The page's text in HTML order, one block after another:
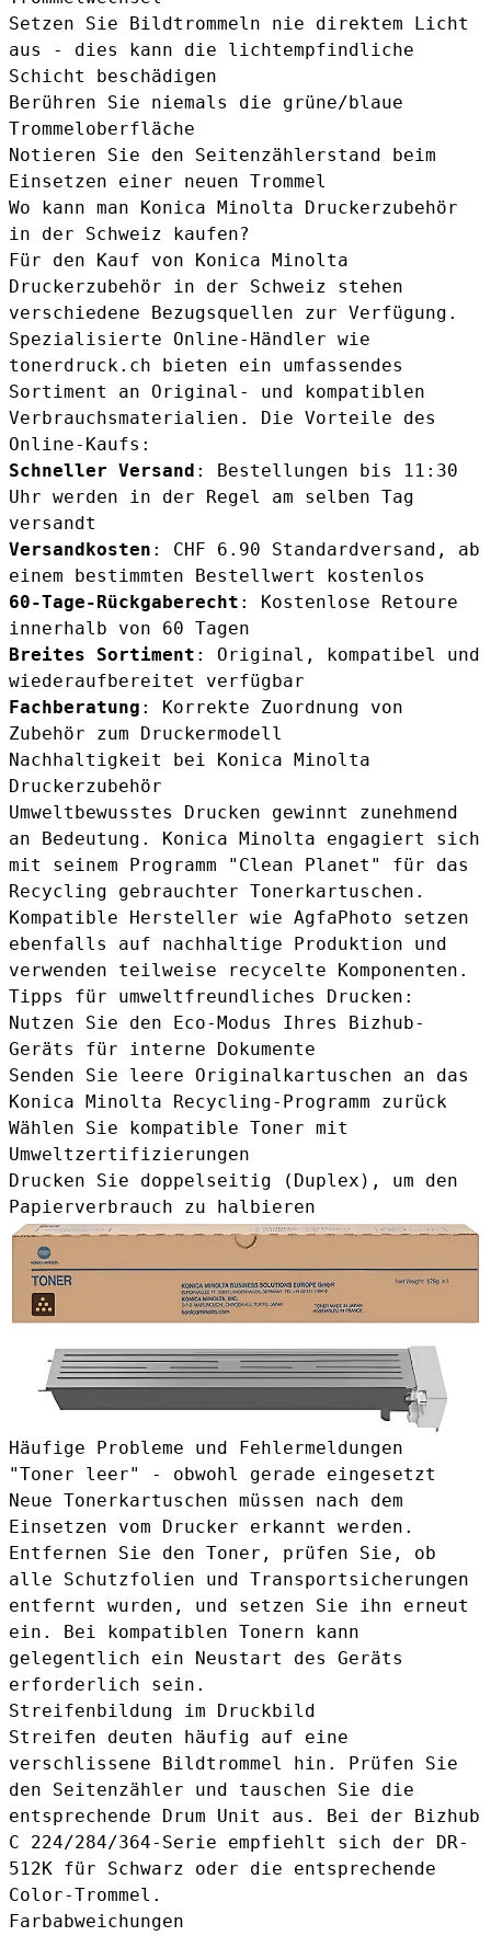
Setzen Sie Bildtrommeln nie direktem Licht
aus - dies kann die lichtempfindliche
Schicht beschädigen
Berühren Sie niemals die grüne/blaue
Trommeloberfläche
Notieren Sie den Seitenzählerstand beim
Einsetzen einer neuen Trommel
Wo kann man Konica Minolta Druckerzubehör
in der Schweiz kaufen?
Für den Kauf von Konica Minolta
Druckerzubehör in der Schweiz stehen
verschiedene Bezugsquellen zur Verfügung.
Spezialisierte Online-Händler wie
tonerdruck.ch bieten ein umfassendes
Sortiment an Original- und kompatiblen
Verbrauchsmaterialien. Die Vorteile des
Online-Kaufs:
Schneller Versand : Bestellungen bis 11:30
Uhr werden in der Regel am selben Tag
versandt
Versandkosten : CHF 6.90 Standardversand, ab
einem bestimmten Bestellwert kostenlos
60-Tage-Rückgaberecht : Kostenlose Retoure
innerhalb von 60 Tagen
Breites Sortiment : Original, kompatibel und
wiederaufbereitet verfügbar
Fachberatung : Korrekte Zuordnung von
Zubehör zum Druckermodell
Nachhaltigkeit bei Konica Minolta
Druckerzubehör
Umweltbewusstes Drucken gewinnt zunehmend
an Bedeutung. Konica Minolta engagiert sich
mit seinem Programm "Clean Planet" für das
Recycling gebrauchter Tonerkartuschen.
Kompatible Hersteller wie AgfaPhoto setzen
ebenfalls auf nachhaltige Produktion und
verwenden teilweise recycelte Komponenten.
Tipps für umweltfreundliches Drucken:
Nutzen Sie den Eco-Modus Ihres Bizhub-
Geräts für interne Dokumente
Senden Sie leere Originalkartuschen an das
Konica Minolta Recycling-Programm zurück
Wählen Sie kompatible Toner mit
Umweltzertifizierungen
Drucken Sie doppelseitig (Duplex), um den
Papierverbrauch zu halbieren
Häufige Probleme und Fehlermeldungen
"Toner leer" - obwohl gerade eingesetzt
Neue Tonerkartuschen müssen nach dem
Einsetzen vom Drucker erkannt werden.
Entfernen Sie den Toner, prüfen Sie, ob
alle Schutzfolien und Transportsicherungen
entfernt wurden, und setzen Sie ihn erneut
ein. Bei kompatiblen Tonern kann
gelegentlich ein Neustart des Geräts
erforderlich sein.
Streifenbildung im Druckbild
Streifen deuten häufig auf eine
verschlissene Bildtrommel hin. Prüfen Sie
den Seitenzähler und tauschen Sie die
entsprechende Drum Unit aus. Bei der Bizhub
C 224/284/364-Serie empfiehlt sich der
DR-
512K für Schwarz oder die entsprechende
Color-Trommel.
Farbabweichungen